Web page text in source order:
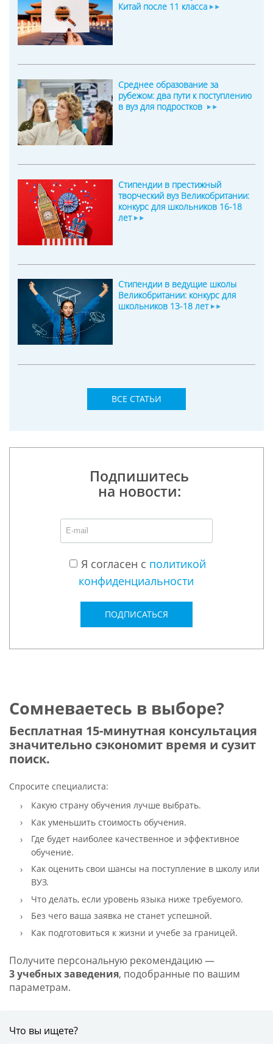
Китай после 11 класса
Среднее образование за
рубежом: два пути к поступлению
в вуз для подростков
Стипендии в престижный
творческий вуз Великобритании:
конкурс для школьников 16-18
лет
Стипендии в ведущие школы
Великобритании: конкурс для
школьников 13-18 лет
ВСЕ СТАТЬИ
Подпишитесь
на новости:
Я согласен с политикой
конфиденциальности
ПОДПИСАТЬСЯ
Сомневаетесь в выборе?
Бесплатная 15-минутная консультация
значительно сэкономит время и сузит
поиск.
Спросите специалиста:
Какую страну обучения лучше выбрать.
Как уменьшить стоимость обучения.
Где будет наиболее качественное и эффективное
обучение.
Как оценить свои шансы на поступление в школу или
ВУЗ.
Что делать, если уровень языка ниже требуемого.
Без чего ваша заявка не станет успешной.
Как подготовиться к жизни и учебе за границей.
Получите персональную рекомендацию —
3 учебных заведения, подобранные по вашим
параметрам.
Что вы ищете?